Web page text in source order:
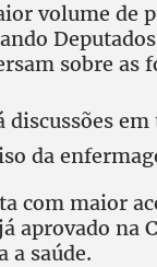
volume de
sobre as
discussões
da
com maior
aprovado na
a saúde.